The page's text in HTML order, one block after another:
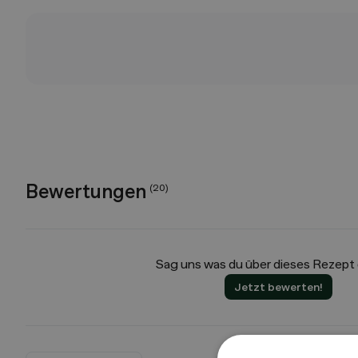
Bewertungen (20)
Sag uns was du über dieses
Jetzt bewerten!